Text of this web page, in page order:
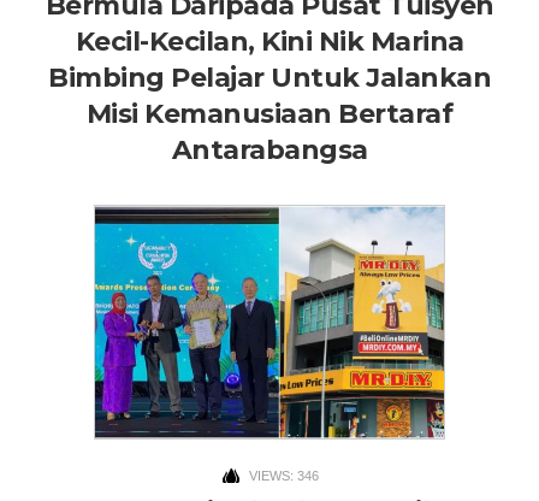
Kecil-Kecilan, Kini Nik Marina
Bimbing Pelajar Untuk Jalankan
Misi Kemanusiaan Bertaraf
Antarabangsa
VIEWS: 346